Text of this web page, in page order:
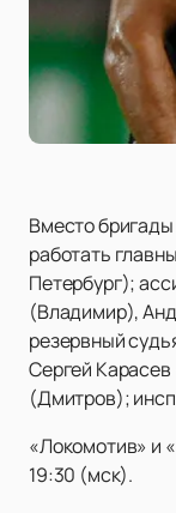
Вместо
работать
Петербург);
(Владимир),
резервный
Сергей
(Дмитров);
«Локомотив» и
19:30 (мск).